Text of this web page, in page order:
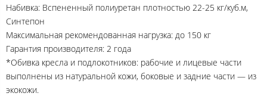
Набивка: Вспененный полиуретан плотностью 22-25 кг/куб.м,
Синтепон
Максимальная рекомендованная нагрузка: до 150 кг
Гарантия производителя: 2 года
*Обивка кресла и подлокотников: рабочие и лицевые части
выполнены из натуральной кожи, боковые и задние части — из
экокожи.